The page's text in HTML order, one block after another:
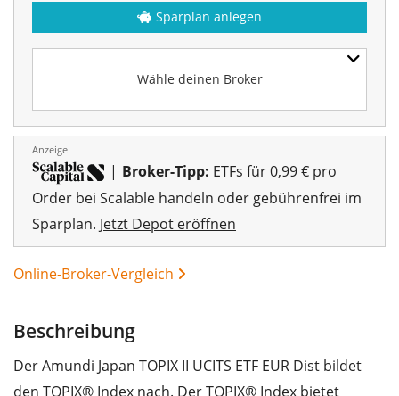
Wähle deinen Broker
Sparplan anlegen
Anzeige
| Broker-Tipp: ETFs für 0,99 € pro
Order bei Scalable handeln oder gebührenfrei im
Sparplan. Jetzt Depot eröffnen
Online-Broker-Vergleich
Beschreibung
Der Amundi Japan TOPIX II UCITS ETF EUR Dist bildet
den TOPIX® Index nach. Der TOPIX® Index bietet